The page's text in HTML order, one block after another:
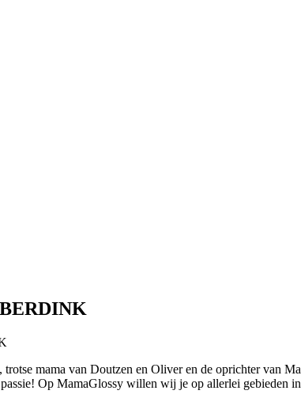
mama van Doutzen en Oliver en de oprichter van
Op MamaGlossy willen wij je op allerlei gebieden